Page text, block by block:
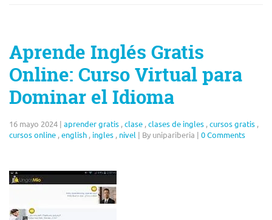
Aprende Inglés Gratis
Online: Curso Virtual para
Dominar el Idioma
16 mayo 2024 | aprender gratis ,clase ,clases de ingles ,cursos gratis ,
cursos online ,english , ingles , nivel | By unipariberia | 0 Comments